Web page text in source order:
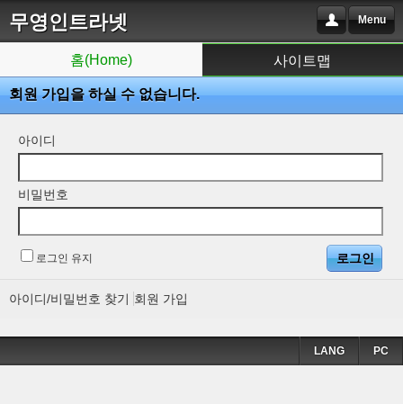
무영인트라넷 Menu
홈(Home) 사이트맵
회원 가입을 하실 수 없습니다.
아이디
비밀번호
로그인 유지
아이디/비밀번호 찾기 회원 가입
PC
LANG